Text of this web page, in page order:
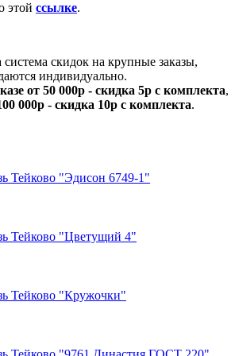
этой ссылке.
скидок на крупные заказы,
индивидуально.
от 50 000р - скидка 5р с комплекта,
000р - скидка 10р с комплекта.
Тейково "Эдисон 6749-1"
Тейково "Цветущий 4"
Тейково "Кружочки"